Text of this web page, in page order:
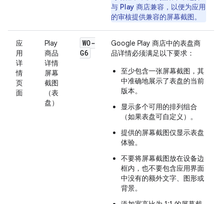
与 Play 商店兼容 ，以便为应用
的审核提供兼容的屏幕截图。
应
用
详
情
页
面
Play
商品
详情
屏幕
截图
（表
盘）
WO-
G6
Google Play 商店中的表盘商
品详情必须满足以下要求：
至少包含一张屏幕截图，其
中准确地展示了表盘的当前
版本。
显示多个可用的排列组合
（如果表盘可自定义）。
提供的屏幕截图仅显示表盘
体验。
不要将屏幕截图放在设备边
框内，也不要包含应用界面
中没有的额外文字、图形或
背景。